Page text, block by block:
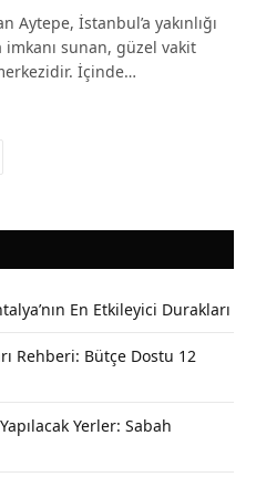
Aytepe, İstanbul’a yakınlığı
sunan, güzel vakit
İçinde…
En Etkileyici Durakları
Rehberi: Bütçe Dostu 12
Yerler: Sabah